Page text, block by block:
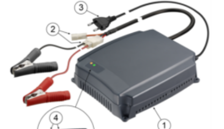
gekozen
worden
op
productpagina